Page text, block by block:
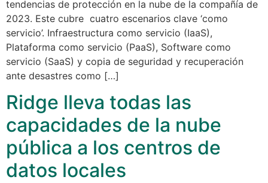
tendencias de protección en la nube de la compañía de
2023. Este cubre cuatro escenarios clave ‘como
servicio’. Infraestructura como servicio (IaaS),
Plataforma como servicio (PaaS), Software como
servicio (SaaS) y copia de seguridad y recuperación
ante desastres como […]
Ridge lleva todas las
capacidades de la nube
pública a los centros de
datos locales